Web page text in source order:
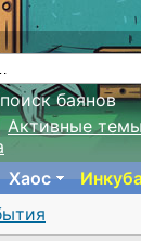
баянов
Активные
Хаос